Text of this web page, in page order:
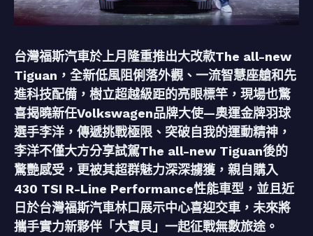
台灣福斯汽車於上月隆重推出大改款The all-new
Tiguan，全新低風阻俐落外觀、一流智慧座艙和先
進科技配備，樹立超越級距的亮眼標竿，現場也驚
喜揭曉新任Volkswagen品牌大使—奧運金牌羽球
選手李洋，傳遞挑戰極限、突破自我的運動精神，
李洋不僅大方分享試駕The all-new Tiguan後的
驚艷感受，更被其超群魅力深深擄獲，親自購入
430 TSI R-Line Performance性能車型，並且近
日於台灣福斯汽車林口展示中心喜迎交車，未來將
攜手實力新夥伴「大寶貝」一起征戰無數旅途。